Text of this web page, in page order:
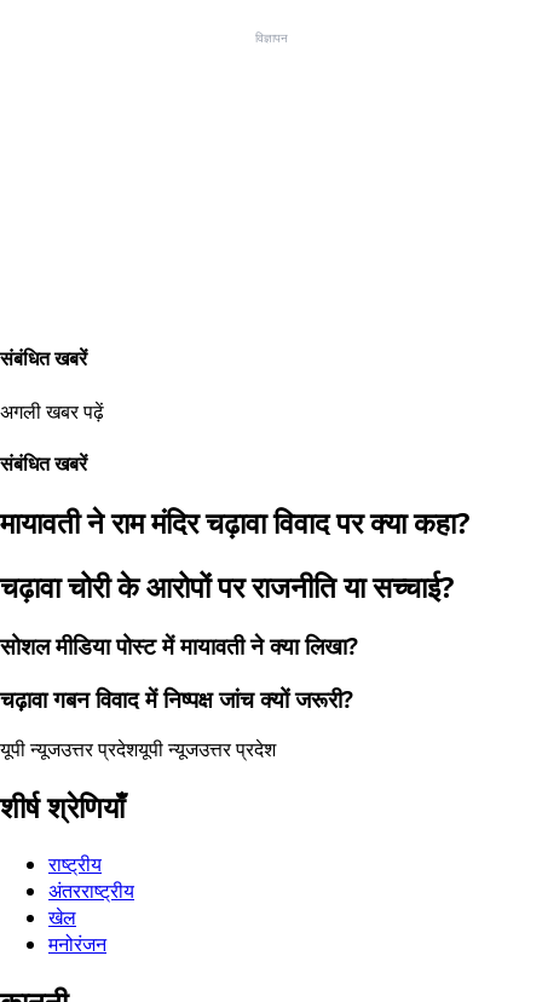
विज्ञापन
संबंधित खबरें
अगली खबर पढ़ें
संबंधित खबरें
मायावती ने राम मंदिर चढ़ावा विवाद पर क्या कहा?
चढ़ावा चोरी के आरोपों पर राजनीति या सच्चाई?
सोशल मीडिया पोस्ट में मायावती ने क्या लिखा?
चढ़ावा गबन विवाद में निष्पक्ष जांच क्यों जरूरी?
यूपी न्यूजउत्तर प्रदेशयूपी न्यूजउत्तर प्रदेश
शीर्ष श्रेणियाँ
राष्ट्रीय
अंतरराष्ट्रीय
खेल
मनोरंजन